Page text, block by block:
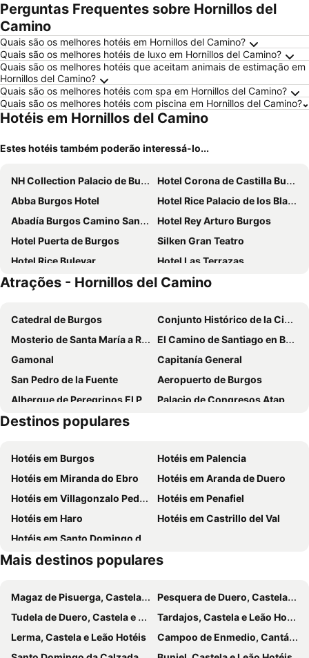
Perguntas Frequentes sobre Hornillos del
Camino
Quais são os melhores hotéis em Hornillos del Camino?
Quais são os melhores hotéis de luxo em Hornillos del Camino?
Quais são os melhores hotéis que aceitam animais de estimação em
Hornillos del Camino?
Quais são os melhores hotéis com spa em Hornillos del Camino?
Quais são os melhores hotéis com piscina em Hornillos del Camino?
Hotéis em Hornillos del Camino
Estes hotéis também poderão interessá-lo...
NH Collection Palacio de Burgos
Hotel Corona de Castilla Burgos
Abba Burgos Hotel
Hotel Rice Palacio de los Blasones
Abadía Burgos Camino Santiago
Hotel Rey Arturo Burgos
Hotel Puerta de Burgos
Silken Gran Teatro
Hotel Rice Bulevar
Hotel Las Terrazas
AC Hotel Burgos
Hq La Galeria
Hotel Azofra
Hotel Centro Los Braseros
Crisol Almirante Bonifaz
Hotel Boutique Museo
Hotel Forum Evolución
Hotel Alda Cardeña
Crisol Mesón del Cid
Hotel Río Cabia
Hotel Area Serrano
Landa
Hotel El Peregrino
Hotel Alda Entrearcos
Restaurante Hotel Abadesa
Hotel Boreal Viento Norte
Hotel Santa Coloma del Camino
Hostal Campus
Urban Burgos
Hotel Cordón
Hotel Cuéntame
Hotel Jacobeo
La Casa de Beli
Oca Burgos Centro
El Alfoz de Burgos
Hostal-Bar Restaurante "La Fuente"
Hotel Puerta Romeros
Micampus Burgos Centro
Villa Fontanas
Molino De La Vega
Atrações - Hornillos del Camino
Catedral de Burgos
Conjunto Histórico de la Ciudad de Burgos
Mosterio de Santa María a Real das Huelgas
El Camino de Santiago en Burgos
Gamonal
Capitanía General
San Pedro de la Fuente
Aeropuerto de Burgos
Albergue de Peregrinos El Puntido
Palacio de Congresos Atapuerca
Hangar Centro de Creación Musical
Semana Santa
Iglesia Parroquial de San Esteban de Villafría
Castillo del Cid
Casa do Cordão
Monasterio de San Juan de Ortega
San Cristobal
Destinos populares
Hotéis em Burgos
Hotéis em Palencia
Hotéis em Miranda do Ebro
Hotéis em Aranda de Duero
Hotéis em Villagonzalo Pedernales
Hotéis em Penafiel
Hotéis em Haro
Hotéis em Castrillo del Val
Hotéis em Santo Domingo de Silos
Mais destinos populares
Magaz de Pisuerga, Castela e Leão Hotéis
Pesquera de Duero, Castela e Leão Hotéis
Tudela de Duero, Castela e Leão Hotéis
Tardajos, Castela e Leão Hotéis
Lerma, Castela e Leão Hotéis
Campoo de Enmedio, Cantábria Hotéis